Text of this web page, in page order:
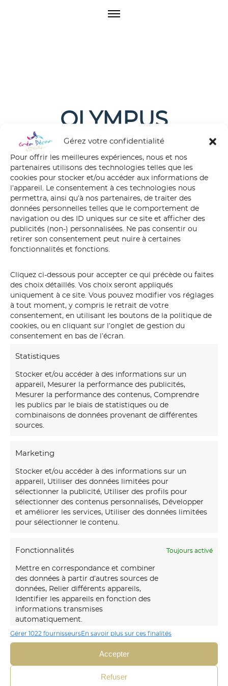
Gérez votre confidentialité
Pour offrir les meilleures expériences, nous et nos
partenaires utilisons des technologies telles que les
cookies pour stocker et/ou accéder aux informations de
l’appareil. Le consentement à ces technologies nous
permettra, ainsi qu’à nos partenaires, de traiter des
données personnelles telles que le comportement de
navigation ou des ID uniques sur ce site et afficher des
publicités (non-) personnalisées. Ne pas consentir ou
retirer son consentement peut nuire à certaines
fonctionnalités et fonctions.
Cliquez ci-dessous pour accepter ce qui précède ou faites
des choix détaillés. Vos choix seront appliqués
uniquement à ce site. Vous pouvez modifier vos réglages
à tout moment, y compris le retrait de votre
consentement, en utilisant les boutons de la politique de
cookies, ou en cliquant sur l’onglet de gestion du
consentement en bas de l’écran.
Statistiques
Stocker et/ou accéder à des informations sur un
appareil, Mesurer la performance des publicités,
Mesurer la performance des contenus, Comprendre
les publics par le biais de statistiques ou de
combinaisons de données provenant de différentes
sources.
Marketing
Stocker et/ou accéder à des informations sur un
appareil, Utiliser des données limitées pour
sélectionner la publicité, Utiliser des profils pour
sélectionner des contenus personnalisés, Développer
et améliorer les services, Utiliser des données limitées
pour sélectionner le contenu.
Fonctionnalités Toujours activé
Mettre en correspondance et combiner
des données à partir d’autres sources de
données, Relier différents appareils,
Identifier les appareils en fonction des
informations transmises
automatiquement.
Gérer 1022 fournisseursEn savoir plus sur ces finalités
Accepter
Refuser
O
OLYMPUS
DIGITAL CAMERA
OLYMPUS DIGITAL CAMERA
Notremaison d’art muralcréations transforme vos
murs avec des fresques et papiers peints sur-mesure,
06 30 45 54 64